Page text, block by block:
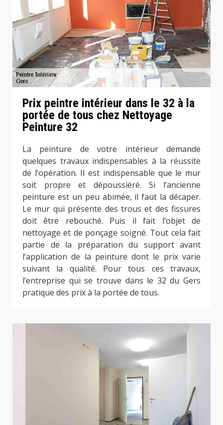
Prix peintre intérieur dans le 32 à la
portée de tous chez Nettoyage
Peinture 32
La peinture de votre intérieur demande
quelques travaux indispensables à la réussite
de l’opération. Il est indispensable que le mur
soit propre et dépoussiéré. Si l’ancienne
peinture est un peu abimée, il faut la décaper.
Le mur qui présente des trous et des fissures
doit être rebouché. Puis il fait l’objet de
nettoyage et de ponçage soigné. Tout cela fait
partie de la préparation du support avant
l’application de la peinture dont le prix varie
suivant la qualité. Pour tous ces travaux,
l’entreprise qui se trouve dans le 32 du Gers
pratique des prix à la portée de tous.